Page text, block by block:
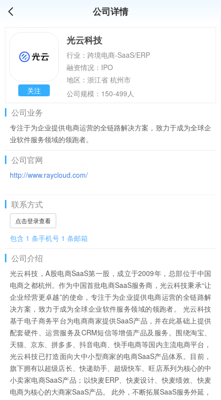
公司详情
关注
光云科技
行业：跨境电商-SaaS/ERP
融资情况：IPO
地区：浙江省 杭州市
公司规模：150-499人
公司业务
专注于为企业提供电商运营的全链路解决方案，致力于成为全球企
业软件服务领域的领跑者。
公司官网
http://www.raycloud.com/
联系方式
点击登录查看
包含 1 条手机号 1 条邮箱
公司介绍
光云科技，A股电商SaaS第一股，成立于2009年，总部位于中国
电商之都杭州。作为中国首批电商SaaS服务商，光云科技秉承“让
企业经营更卓越”的使命，专注于为企业提供电商运营的全链路解
决方案，致力于成为全球企业软件服务领域的领跑者。 光云科技
基于电子商务平台为电商商家提供SaaS产品，并在此基础上提供
配套硬件、运营服务及CRM短信等增值产品及服务。围绕淘宝、
天猫、京东、拼多多、抖音电商、快手电商等国内主流电商平台，
光云科技已打造面向大中小型商家的电商SaaS产品体系。目前，
旗下拥有以超级店长、快递助手、超级快车、旺店系列为核心的中
小卖家电商SaaS产品；以快麦ERP、快麦设计、快麦绩效、快麦
电商为核心的大商家SaaS产品。 此外，不断拓展SaaS服务外延，